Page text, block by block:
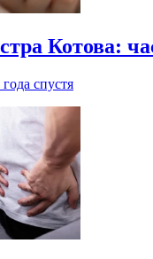
Котова:
года спустя